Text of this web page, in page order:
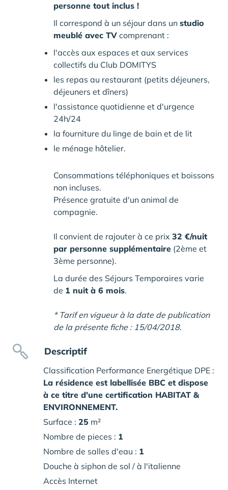
personne tout inclus !
Il correspond à un séjour dans un studio
meublé avec TV comprenant :
l'accès aux espaces et aux services
collectifs du Club DOMITYS
les repas au restaurant (petits déjeuners,
déjeuners et dîners)
l'assistance quotidienne et d'urgence
24h/24
la fourniture du linge de bain et de lit
le ménage hôtelier.
Consommations téléphoniques et boissons
non incluses.
Présence gratuite d'un animal de
compagnie.
Il convient de rajouter à ce prix 32 €/nuit
par personne supplémentaire (2ème et
3ème personne).
La durée des Séjours Temporaires varie
de 1 nuit à 6 mois.
* Tarif en vigueur à la date de publication
de la présente fiche : 15/04/2018.
Descriptif
Classification Performance Energétique DPE :
La résidence est labellisée BBC et dispose
à ce titre d'une certification HABITAT &
ENVIRONNEMENT.
Surface : 25 m²
Nombre de pieces : 1
Nombre de salles d'eau : 1
Douche à siphon de sol / à l'italienne
Accès Internet